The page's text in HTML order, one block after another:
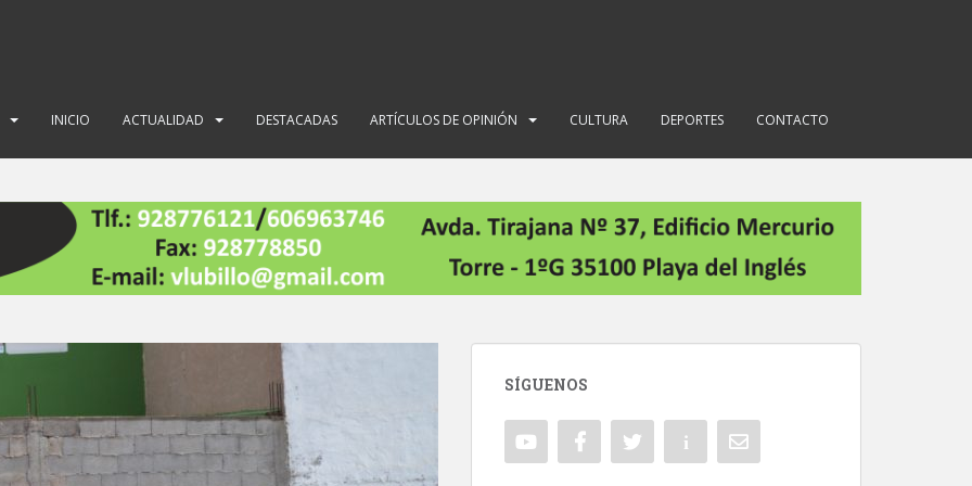
INICIO ACTUALIDAD DESTACADAS ARTÍCULOS DE OPINIÓN CULTURA DEPORTES CONTACTO
SÍGUENOS